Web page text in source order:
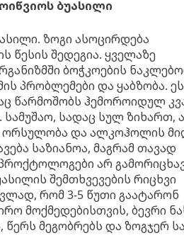
ბუასილი
ზოგი ასოცირდება
წესის შედეგია. ყველაზე
ბოჭკოების
პრობლემები და ყაბზობა. ეს
წარმოშობს ჰემოროიდულ
სადაც სულ ზიხართ,
ორსულობა და ალკოჰოლის
საზიანოა, მაგრამ თავად
არ
შემთხვევების რიცხვი
რომ 3-5 წუთი გაატარონ
მოქმედებისთვის, ბევრი
მეგობრებს და ზოგჯერ